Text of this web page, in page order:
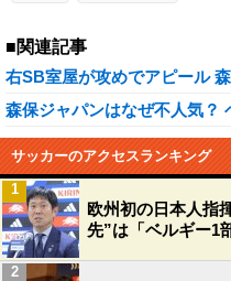
■関連記事
右SB室屋が攻めでアピール
森保ジャパンはなぜ不人気？
サッカーのアクセスランキング
欧州初の日本人指
先”は「ベルギー1
1
2